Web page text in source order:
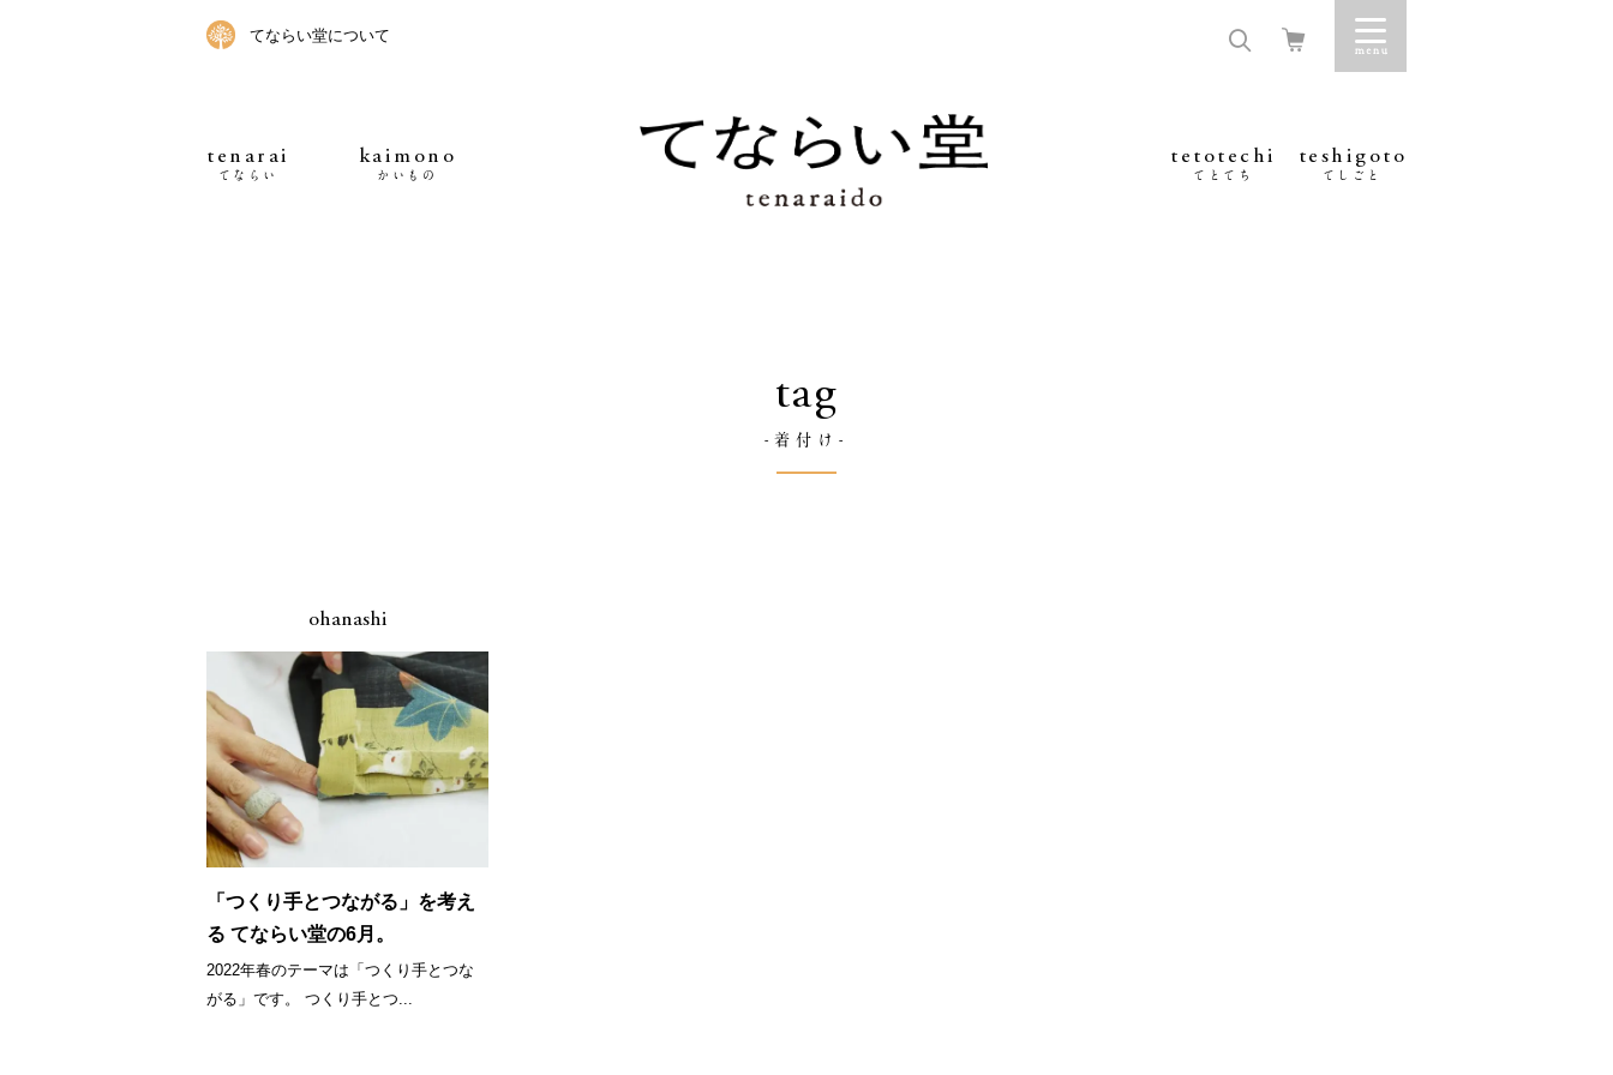
てならい堂について
tenarai
てならい
kaimono
かいもの
tetotechi
てとてち
teshigoto
てしごと
tag
-着付け-
ohanashi
「つくり手とつながる」を考え
る てならい堂の6月。
2022年春のテーマは「つくり手とつな
がる」です。 つくり手とつ...